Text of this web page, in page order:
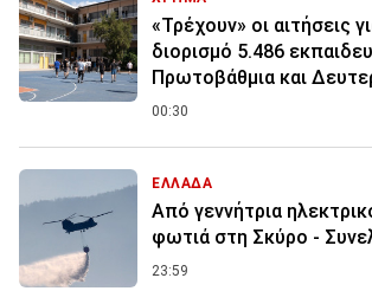
«Τρέχουν» οι αιτήσεις
διορισμό 5.486
Πρωτοβάθμια και
00:30
ΕΛΛΑΔΑ
Από γεννήτρια
φωτιά στη Σκύρο -
23:59